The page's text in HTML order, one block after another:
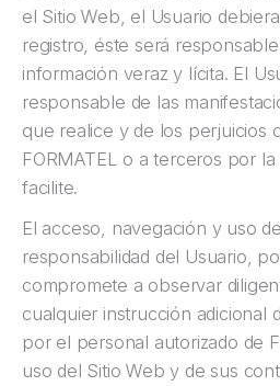
el Sitio Web, el Usuario
registro, éste será
información veraz y lícita. El
responsable de las
que realice y de los perjuicios
FORMATEL o a terceros por
facilite.
El acceso, navegación y uso
responsabilidad del Usuario,
compromete a observar
cualquier instrucción adicional
por el personal autorizado de
uso del Sitio Web y de sus